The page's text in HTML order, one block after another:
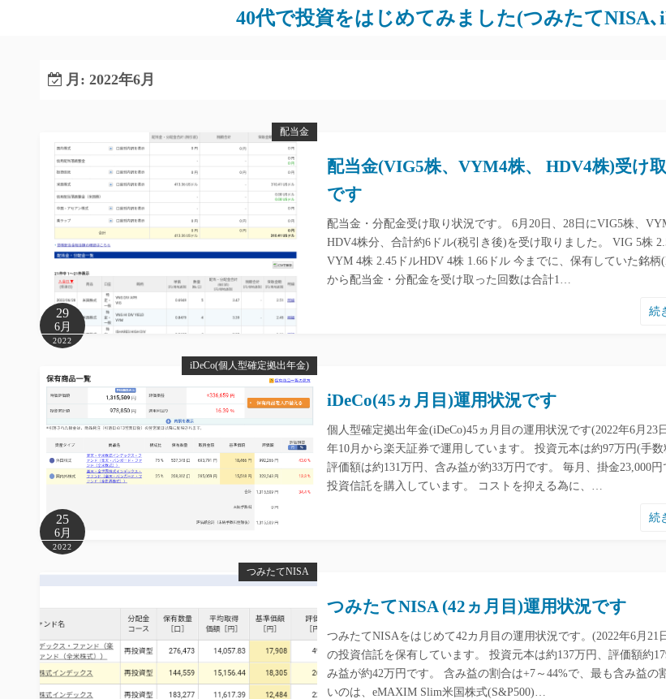
40代で投資をはじめてみました(つみたてNISA､
月: 2022年6月
配当金
29
6月
2022
配当金(VIG5株、VYM4株、 HDV4株)受け
です
配当金・分配金受け取り状況です。 6月20日、28日にVIG5株、
HDV4株分、合計約6ドル(税引き後)を受け取りました。 VIG 5株
VYM 4株 2.45ドルHDV 4株 1.66ドル 今までに、保有していた銘柄
から配当金・分配金を受け取った回数は合計1…
続
iDeCo(個人型確定拠出年金)
25
6月
2022
iDeCo(45ヵ月目)運用状況です
個人型確定拠出年金(iDeCo)45ヵ月目の運用状況です(2022年6月23
年10月から楽天証券で運用しています。 投資元本は約97万円(手数
評価額は約131万円、含み益が約33万円です。 毎月、掛金23,000円
投資信託を購入しています。 コストを抑える為に、…
続
つみたてNISA
つみたてNISA (42ヵ月目)運用状況です
つみたてNISAをはじめて42カ月目の運用状況です。(2022年6月21
の投資信託を保有しています。 投資元本は約137万円、評価額約
み益が約42万円です。 含み益の割合は+7～44%で、最も含み益の
いのは、eMAXIM Slim米国株式(S&P500)…